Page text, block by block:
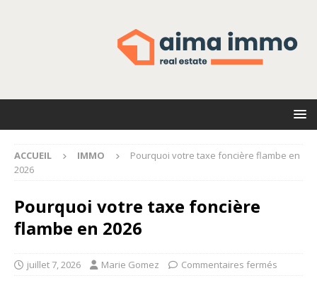
ACCUEIL IMMO
Pourquoi votre taxe foncière flambe en
2026
Pourquoi votre taxe foncière
flambe en 2026
juillet 7, 2026 Marie Gomez Commentaires fermés